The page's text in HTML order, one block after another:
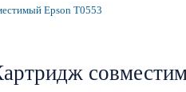
Epson T0553